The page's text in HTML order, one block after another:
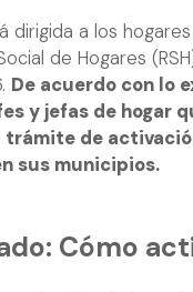
dirigida a los
de Hogares
De acuerdo con lo
y jefas de hogar
trámite de
sus municipios.
Cómo